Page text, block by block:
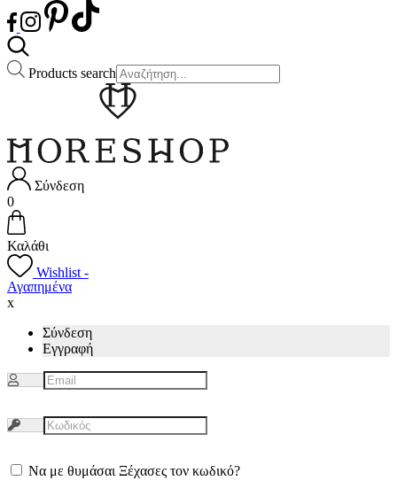
Products search
Σύνδεση
0
Καλάθι
Wishlist -
Αγαπημένα
x
Σύνδεση
Εγγραφή
Να με θυμάσαι Ξέχασες τον κωδικό?